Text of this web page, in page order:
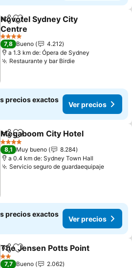
CompartirAgregar a favoritos
Novotel Sydney City
Centre
4 Estrellas
7,8 Bueno
4.212
a 1.3 km de: Ópera de Sydney
Restaurante y bar Birdie
precios exactos
Ver precios
CompartirAgregar a favoritos
Megaboom City Hotel
4 Estrellas
8,1 Muy bueno
8.284
a 0.4 km de: Sydney Town Hall
Servicio seguro de guardaequipaje
precios exactos
Ver precios
Compartir
Agregar a favoritos
The Jensen Potts Point
2 Estrellas
7,7 Bueno
2.062